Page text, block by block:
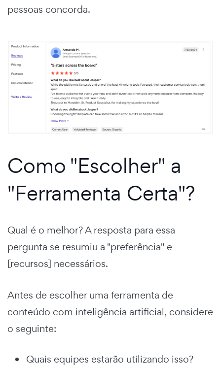
pessoas concorda.
Como "Escolher" a
"Ferramenta Certa"?
Qual é o melhor? A resposta para essa
pergunta se resumiu a "preferência" e
[recursos] necessários.
Antes de escolher uma ferramenta de
conteúdo com inteligência artificial, considere
o seguinte:
Quais equipes estarão utilizando isso?